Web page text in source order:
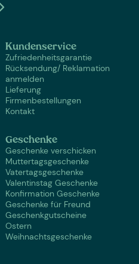
Kundenservice
Zufriedenheitsgarantie
Rücksendung/ Reklamation
anmelden
Lieferung
Firmenbestellungen
Kontakt
Geschenke
Geschenke verschicken
Muttertagsgeschenke
Vatertagsgeschenke
Valentinstag Geschenke
Konfirmation Geschenke
Geschenke für Freund
Geschenkgutscheine
Ostern
Weihnachtsgeschenke